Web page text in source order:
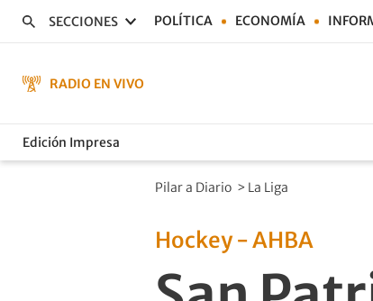
SECCIONES POLÍTICA ECONOMÍA
RADIO EN VIVO
Edición Impresa
Pilar a Diario > La Liga
Hockey - AHBA